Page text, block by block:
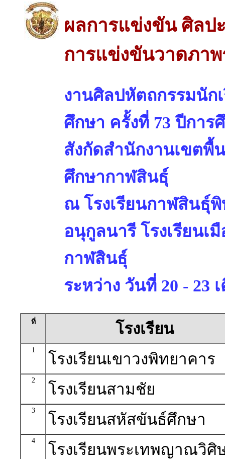
ผลการแข่งขัน ศิลป
การแข่งขันวาดภาพ
งานศิลปหัตถกรรมนัก
ศึกษา ครั้งที่ 73 ปีการ
สังกัดสำนักงานเขตพื้
ศึกษากาฬสินธุ์
ณ โรงเรียนกาฬสินธุ์พิ
อนุกูลนารี โรงเรียนเ
กาฬสินธุ์
ระหว่าง วันที่ 20 - 23
ที่ โรงเรียน
1
โรงเรียนเขาวงพิทยาคาร
2
โรงเรียนสามชัย
3
โรงเรียนสหัสขันธ์ศึกษา
4
โรงเรียนพระเทพญาณวิศิ